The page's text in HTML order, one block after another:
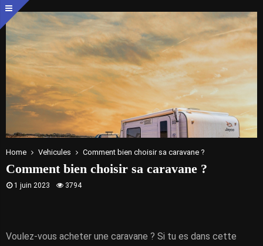
Home Vehicules Comment bien choisir sa caravane ?
Comment bien choisir sa caravane ?
1 juin 2023 3794
Voulez-vous acheter une caravane ? Si tu es dans cette